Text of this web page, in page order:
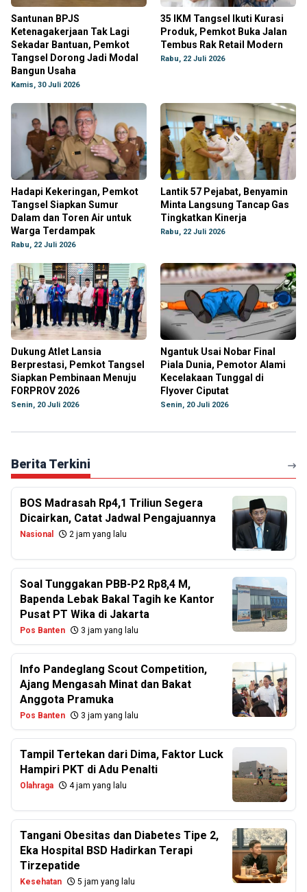
Santunan BPJS
Ketenagakerjaan Tak Lagi
Sekadar Bantuan, Pemkot
Tangsel Dorong Jadi Modal
Bangun Usaha
Kamis, 30 Juli 2026
35 IKM Tangsel Ikuti Kurasi
Produk, Pemkot Buka Jalan
Tembus Rak Retail Modern
Rabu, 22 Juli 2026
Hadapi Kekeringan, Pemkot
Tangsel Siapkan Sumur
Dalam dan Toren Air untuk
Warga Terdampak
Rabu, 22 Juli 2026
Lantik 57 Pejabat, Benyamin
Minta Langsung Tancap Gas
Tingkatkan Kinerja
Rabu, 22 Juli 2026
Dukung Atlet Lansia
Berprestasi, Pemkot Tangsel
Siapkan Pembinaan Menuju
FORPROV 2026
Senin, 20 Juli 2026
Ngantuk Usai Nobar Final
Piala Dunia, Pemotor Alami
Kecelakaan Tunggal di
Flyover Ciputat
Senin, 20 Juli 2026
Berita Terkini
BOS Madrasah Rp4,1 Triliun Segera
Dicairkan, Catat Jadwal Pengajuannya
Nasional 2 jam yang lalu
Soal Tunggakan PBB-P2 Rp8,4 M,
Bapenda Lebak Bakal Tagih ke Kantor
Pusat PT Wika di Jakarta
Pos Banten 3 jam yang lalu
Info Pandeglang Scout Competition,
Ajang Mengasah Minat dan Bakat
Anggota Pramuka
Pos Banten 3 jam yang lalu
Tampil Tertekan dari Dima, Faktor Luck
Hampiri PKT di Adu Penalti
Olahraga 4 jam yang lalu
Tangani Obesitas dan Diabetes Tipe 2,
Eka Hospital BSD Hadirkan Terapi
Tirzepatide
Kesehatan 5 jam yang lalu